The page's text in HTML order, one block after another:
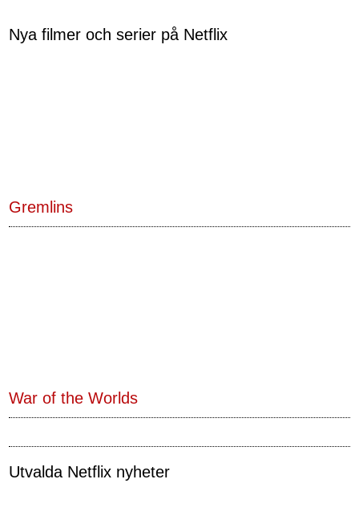
Nya filmer och serier på Netflix
Gremlins
War of the Worlds
Utvalda Netflix nyheter